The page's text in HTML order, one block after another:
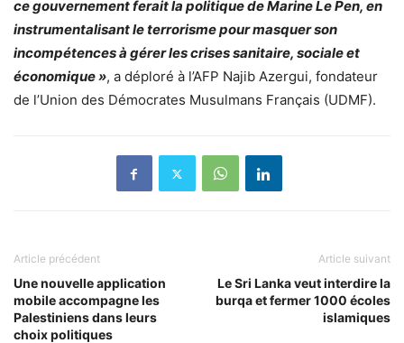
ce gouvernement ferait la politique de Marine Le Pen, en
instrumentalisant le terrorisme pour masquer son
incompétences à gérer les crises sanitaire, sociale et
économique », a déploré à l’AFP Najib Azergui, fondateur
de l’Union des Démocrates Musulmans Français (UDMF).
Article précédent
Une nouvelle application
mobile accompagne les
Palestiniens dans leurs
choix politiques
Article suivant
Le Sri Lanka veut interdire la
burqa et fermer 1000 écoles
islamiques